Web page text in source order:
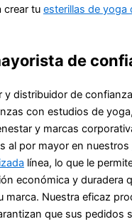
crear tu esterillas de yoga
de
y distribuidor de
con estudios de
y marcas
al por mayor en nuestros
línea, lo que le
económica y duradera
marca. Nuestra eficaz
que sus pedidos